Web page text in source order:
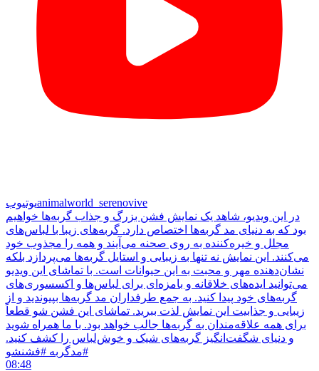
یوتیوبanimalworld_serenovive
در این ویدیو، شاهد یک نمایش فشن بزرگ و جذاب گربه‌ها خواهیم
بود که به دنیای مد گربه‌ها اختصاص دارد. گربه‌های زیبا با لباس‌های
مجلل و خیره‌کننده به روی صحنه می‌آیند و همه را مجذوب خود
می‌کنند. این نمایش نه تنها به زیبایی و استایل گربه‌ها می‌پردازد بلکه
نشان‌دهنده مهر و محبت به این حیوانات است. با تماشای این ویدیو
می‌توانید ایده‌های خلاقانه و بامزه‌ای برای لباس‌ها و اکسسوری‌های
گربه‌های خود پیدا کنید. به جمع طرفداران مد گربه‌ها بپیوندید و از
زیبایی و جذابیت این نمایش لذت ببرید. تماشای این فشن شو قطعاً
برای همه علاقه‌مندان به گربه‌ها جالب خواهد بود. با ما همراه شوید
و دنیای شگفت‌انگیز گربه‌های شیک و خوش‌لباس را کشف کنید.
#مدگربه #فشنشو
08:48